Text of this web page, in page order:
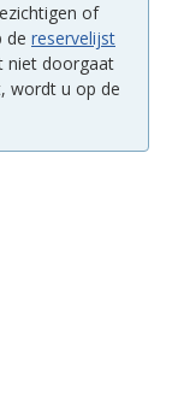
of
de reservelijst
niet doorgaat
wordt u op de